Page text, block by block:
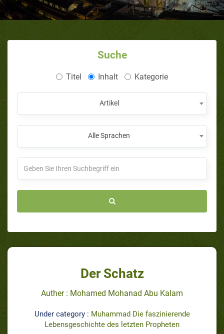
Suche
Titel Inhalt Kategorie
Artikel
Alle Sprachen
Der Schatz
Auther : Mohamed Mohanad Abu Kalam
Under category : Muhammad Die faszinierende
Lebensgeschichte des letzten Propheten